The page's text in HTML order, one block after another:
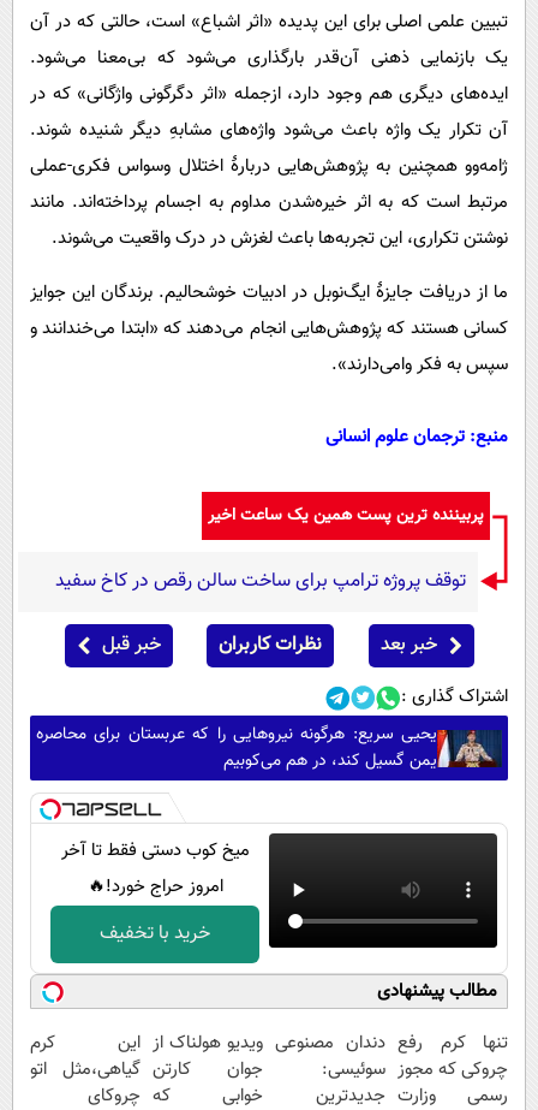
تبیین علمی اصلی برای این پدیده «اثر اشباع» است، حالتی که در آن
یک بازنمایی ذهنی آن‌قدر بارگذاری می‌شود که بی‌معنا می‌شود.
ایده‌های دیگری هم وجود دارد، ازجمله «اثر دگرگونی واژگانی» که در
آن تکرار یک واژه باعث می‌شود واژه‌های مشابهِ دیگر شنیده شوند.
ژامه‌وو همچنین به پژوهش‌هایی دربارۀ اختلال وسواس فکری-عملی
مرتبط است که به اثر خیره‌شدن مداوم به اجسام پرداخته‌اند. مانند
نوشتن تکراری، این تجربه‌ها باعث لغزش در درک واقعیت می‌شوند.
ما از دریافت جایزۀ ایگ‌نوبل در ادبیات خوشحالیم. برندگان این جوایز
کسانی هستند که پژوهش‌هایی انجام می‌دهند که «ابتدا می‌خندانند و
سپس به فکر وامی‌دارند».
منبع: ترجمان علوم انسانی
پربیننده ترین پست همین یک ساعت اخیر
توقف پروژه ترامپ برای ساخت سالن رقص در کاخ سفید
خبر بعد نظرات کاربران خبر قبل
اشتراک گذاری :
یحیی سریع: هرگونه نیروهایی را که عربستان برای محاصره
یمن گسیل کند، در هم می‌کوبیم
میخ کوب دستی فقط تا آخر
امروز حراج خورد!🔥
خرید با تخفیف
مطالب پیشنهادی
تنها کرم رفع
چروکی که مجوز
رسمی وزارت
دندان مصنوعی
سوئیسی:
جدیدترین
ویدیو هولناک از
جوان کارتن
خوابی که
این کرم
گیاهی،مثل اتو
چروکای